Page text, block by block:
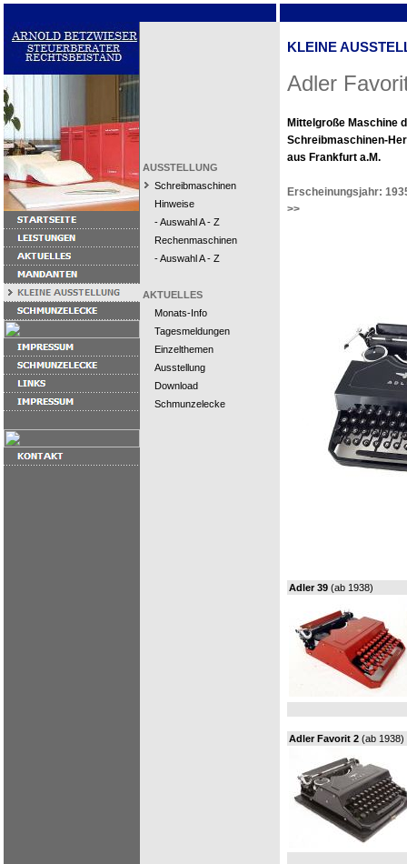
AUSSTELLUNG
Schreibmaschinen
Hinweise
- Auswahl A - Z
Rechenmaschinen
- Auswahl A - Z
AKTUELLES
Monats-Info
Tagesmeldungen
Einzelthemen
Ausstellung
Download
Schmunzelecke
KLEINE
Adler
Mittelgroße Maschine
Schreibmaschinen-
aus Frankfurt a.M.
Erscheinungsjahr:
>>
Adler 39 (ab 1938)
Adler Favorit 2 (ab 1938)